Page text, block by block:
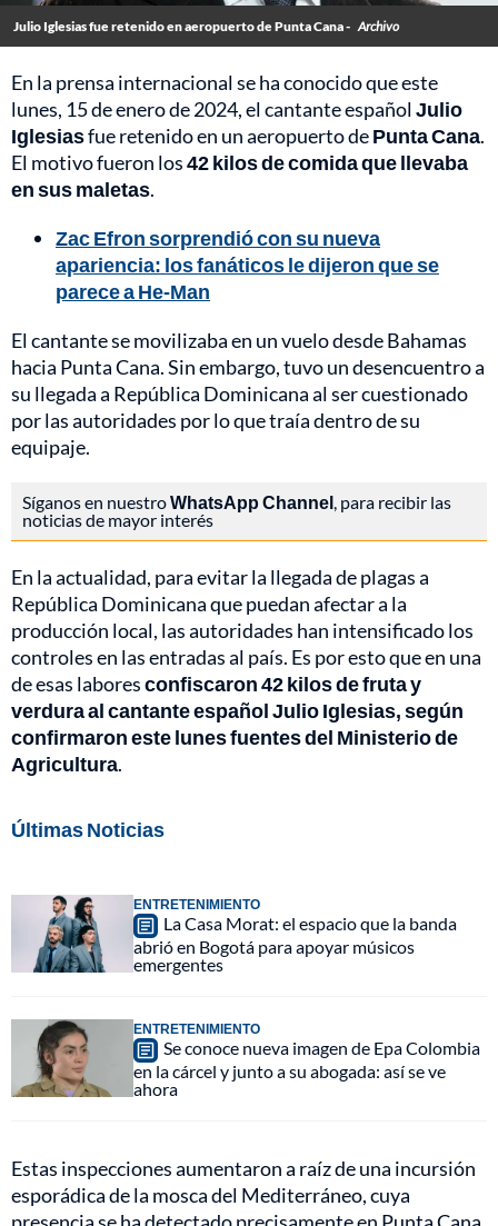
Julio Iglesias fue retenido en aeropuerto de Punta Cana - Archivo
En la prensa internacional se ha conocido que este
lunes, 15 de enero de 2024, el cantante españolJulio
Iglesiasfue retenido en un aeropuerto dePunta Cana.
El motivo fueron los42 kilos de comida que llevaba
en sus maletas.
Zac Efron sorprendió con su nueva
apariencia: los fanáticos le dijeron que se
parece a He-Man
El cantante se movilizaba en un vuelo desde Bahamas
hacia Punta Cana. Sin embargo, tuvo un desencuentro a
su llegada a República Dominicana al ser cuestionado
por las autoridades por lo que traía dentro de su
equipaje.
Síganos en nuestroWhatsApp Channel, para recibir las
noticias de mayor interés
En la actualidad, para evitar la llegada de plagas a
República Dominicana que puedan afectar a la
producción local, las autoridades han intensificado los
controles en las entradas al país. Es por esto que en una
de esas laboresconfiscaron 42 kilos de fruta y
verdura al cantante español Julio Iglesias, según
confirmaron este lunes fuentes del Ministerio de
Agricultura.
Últimas Noticias
ENTRETENIMIENTO
La Casa Morat: el espacio que la banda
abrió en Bogotá para apoyar músicos
emergentes
ENTRETENIMIENTO
Se conoce nueva imagen de Epa Colombia
en la cárcel y junto a su abogada: así se ve
ahora
Estas inspecciones aumentaron a raíz de una incursión
esporádica de la mosca del Mediterráneo, cuya